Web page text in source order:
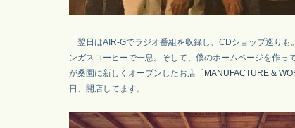
翌日はAIR-Gでラジオ番組を収録し、CDショップ巡りも
ンガスコーヒーで一息。そして、僕のホームページを作っ
が桑園に新しくオープンしたお店「 MANUFACTURE &
日、開店してます。